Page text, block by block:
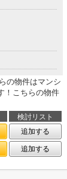
の物件はマンシ
！こちらの物件
検討リスト
追加する
追加する